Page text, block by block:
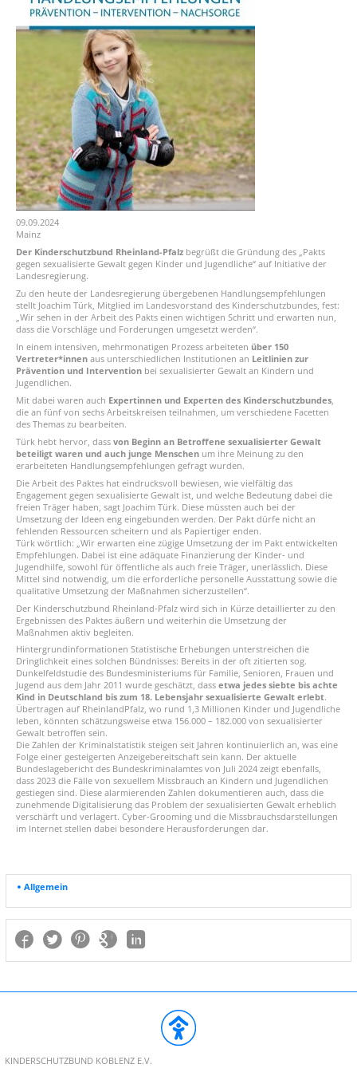
09.09.2024
Mainz
Der Kinderschutzbund Rheinland-Pfalz begrüßt die Gründung des „Pakts
gegen sexualisierte Gewalt gegen Kinder und Jugendliche“ auf Initiative der
Landesregierung.
Zu den heute der Landesregierung übergebenen Handlungsempfehlungen
stellt Joachim Türk, Mitglied im Landesvorstand des Kinderschutzbundes, fest:
„Wir sehen in der Arbeit des Pakts einen wichtigen Schritt und erwarten nun,
dass die Vorschläge und Forderungen umgesetzt werden“.
In einem intensiven, mehrmonatigen Prozess arbeiteten über 150
Vertreter*innen aus unterschiedlichen Institutionen an Leitlinien zur
Prävention und Intervention bei sexualisierter Gewalt an Kindern und
Jugendlichen.
Mit dabei waren auch Expertinnen und Experten des Kinderschutzbundes
die an fünf von sechs Arbeitskreisen teilnahmen, um verschiedene Facetten
des Themas zu bearbeiten.
Türk hebt hervor, dassvon Beginn an Betroffene sexualisierter Gewalt
beteiligt waren und auch junge Menschen um ihre Meinung zu den
erarbeiteten Handlungsempfehlungen gefragt wurden.
Die Arbeit des Paktes hat eindrucksvoll bewiesen, wie vielfältig das
Engagement gegen sexualisierte Gewalt ist, und welche Bedeutung dabei die
freien Träger haben, sagt Joachim Türk. Diese müssten auch bei der
Umsetzung der Ideen eng eingebunden werden. Der Pakt dürfe nicht an
fehlenden Ressourcen scheitern und als Papiertiger enden.
Türk wörtlich: „Wir erwarten eine zügige Umsetzung der im Pakt entwickelten
Empfehlungen. Dabei ist eine adäquate Finanzierung der Kinder- und
Jugendhilfe, sowohl für öffentliche als auch freie Träger, unerlässlich. Diese
Mittel sind notwendig, um die erforderliche personelle Ausstattung sowie die
qualitative Umsetzung der Maßnahmen sicherzustellen“.
Der Kinderschutzbund Rheinland-Pfalz wird sich in Kürze detaillierter zu den
Ergebnissen des Paktes äußern und weiterhin die Umsetzung der
Maßnahmen aktiv begleiten.
Hintergrundinformationen Statistische Erhebungen unterstreichen die
Dringlichkeit eines solchen Bündnisses: Bereits in der oft zitierten sog.
Dunkelfeldstudie des Bundesministeriums für Familie, Senioren, Frauen und
Jugend aus dem Jahr 2011 wurde geschätzt, dassetwa jedes siebte bis achte
Kind in Deutschland bis zum 18. Lebensjahr sexualisierte Gewalt erlebt.
Übertragen auf RheinlandPfalz, wo rund 1,3 Millionen Kinder und Jugendliche
leben, könnten schätzungsweise etwa 156.000 – 182.000 von sexualisierter
Gewalt betroffen sein.
Die Zahlen der Kriminalstatistik steigen seit Jahren kontinuierlich an, was eine
Folge einer gesteigerten Anzeigebereitschaft sein kann. Der aktuelle
Bundeslagebericht des Bundeskriminalamtes von Juli 2024 zeigt ebenfalls,
dass 2023 die Fälle von sexuellem Missbrauch an Kindern und Jugendlichen
gestiegen sind. Diese alarmierenden Zahlen dokumentieren auch, dass die
zunehmende Digitalisierung das Problem der sexualisierten Gewalt erheblich
verschärft und verlagert. Cyber-Grooming und die Missbrauchsdarstellungen
im Internet stellen dabei besondere Herausforderungen dar.
Allgemein
KINDERSCHUTZBUND KOBLENZ E.V.